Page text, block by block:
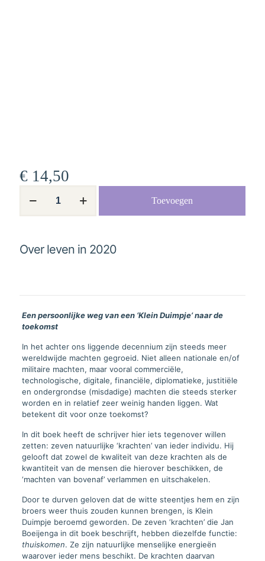
€ 14,50
leven
Toevoegen
Over leven in 2020
Een persoonlijke weg van een ‘Klein Duimpje’ naar de
toekomst
In het achter ons liggende decennium zijn steeds meer
wereldwijde machten gegroeid. Niet alleen nationale en/of
militaire machten, maar vooral commerciële,
technologische, digitale, financiële, diplomatieke, justitiële
en ondergrondse (misdadige) machten die steeds sterker
worden en in relatief zeer weinig handen liggen. Wat
betekent dit voor onze toekomst?
In dit boek heeft de schrijver hier iets tegenover willen
zetten: zeven natuurlijke ‘krachten’ van ieder individu. Hij
gelooft dat zowel de kwaliteit van deze krachten als de
kwantiteit van de mensen die hierover beschikken, de
‘machten van bovenaf’ verlammen en uitschakelen.
Door te durven geloven dat de witte steentjes hem en zijn
broers weer thuis zouden kunnen brengen, is Klein
Duimpje beroemd geworden. De zeven ‘krachten’ die Jan
Boeijenga in dit boek beschrijft, hebben diezelfde functie:
thuiskomen. Ze zijn natuurlijke menselijke energieën
waarover ieder mens beschikt. De krachten daarvan